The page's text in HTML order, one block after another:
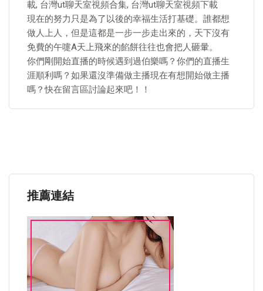
載, 台灣ut聊天室視頻合集, 台灣ut聊天室視頻下載
現在的努力只是為了以後的幸福生活打基礎。誰都想
做人上人，但是這都是一步一步走出來的，天下沒有
免費的午嚏A天上飛來的餡餅往往也會把人砸暈。
你們剛開始直播的時候遇到過伯樂嗎？你們的直播生
涯順利嗎？如果還沒準備做主播現在有想開始做主播
嗎？快在留言區討論起來吧！！
推薦連結